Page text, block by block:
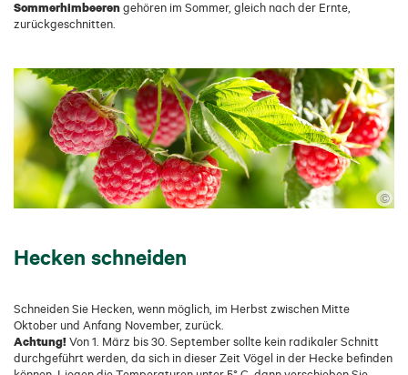
Sommerhimbeerengehören im Sommer, gleich nach der Ernte,
zurückgeschnitten.
©
Hecken schneiden
Schneiden Sie Hecken, wenn möglich, im Herbst zwischen Mitte
Oktober und Anfang November, zurück.
Achtung!Von 1. März bis 30. September sollte kein radikaler Schnitt
durchgeführt werden, da sich in dieser Zeit Vögel in der Hecke befinden